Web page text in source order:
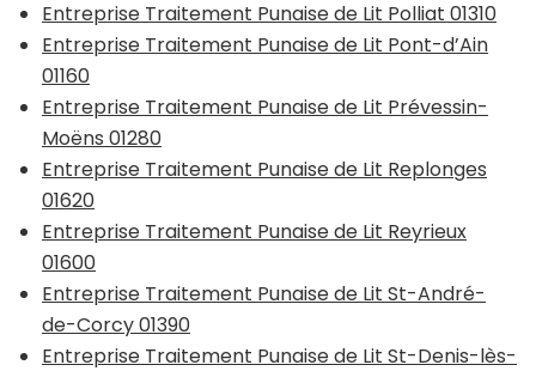
Entreprise Traitement Punaise de Lit Polliat 01310
Entreprise Traitement Punaise de Lit Pont-d’Ain
01160
Entreprise Traitement Punaise de Lit Prévessin-
Moëns 01280
Entreprise Traitement Punaise de Lit Replonges
01620
Entreprise Traitement Punaise de Lit Reyrieux
01600
Entreprise Traitement Punaise de Lit St-André-
de-Corcy 01390
Entreprise Traitement Punaise de Lit St-Denis-lès-